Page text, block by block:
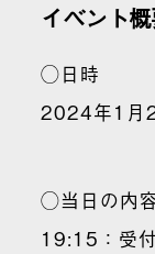
イベント
◯日時
2024年1月
◯当日の内
19:15：受